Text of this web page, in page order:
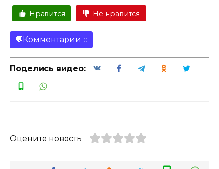
Нравится Не нравится
Комментарии 0
Поделись видео:
Оцените новость